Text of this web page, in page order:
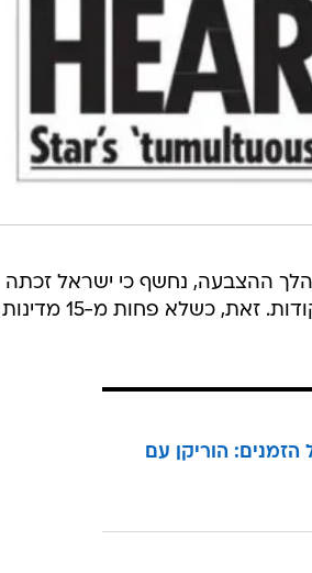
ההצבעה, נחשף כי ישראל זכתה
למספר ההצבעות הרב ביותר מקרב הקהל, שהעניקו לה 12 נקודות. זאת, כשלא פחות מ-15 מדינות
הזמנים: הוריקן עם